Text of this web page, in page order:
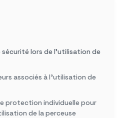
lors de l’utilisation de
associés à l’utilisation de
protection individuelle pour
de la perceuse